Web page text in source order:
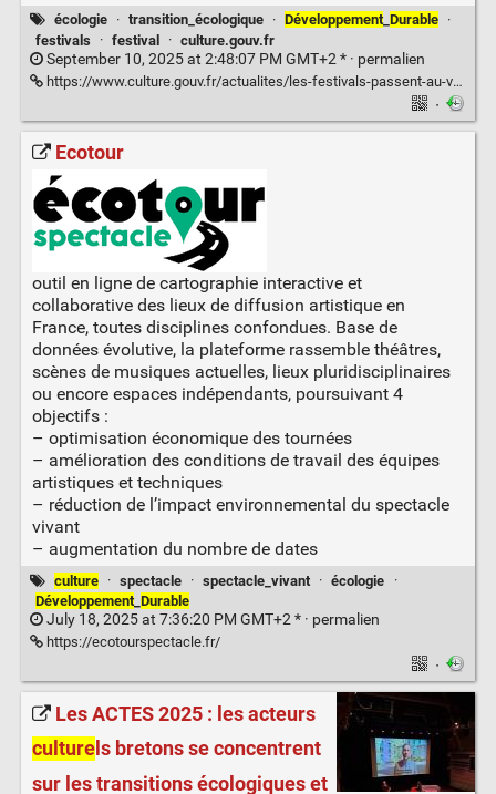
écologie · transition_écologique · Développement _Durable ·
festivals
· festival · culture.gouv.fr
September 10, 2025 at 2:48:07 PM GMT+2 * · permalien
https://www.culture.gouv.fr/actualites/les-festivals-passent-au-vert
·
Ecotour
outil en ligne de cartographie interactive et
collaborative des lieux de diffusion artistique en
France, toutes disciplines confondues. Base de
données évolutive, la plateforme rassemble théâtres,
scènes de musiques actuelles, lieux pluridisciplinaires
ou encore espaces indépendants, poursuivant 4
objectifs :
– optimisation économique des tournées
– amélioration des conditions de travail des équipes
artistiques et techniques
– réduction de l’impact environnemental du spectacle
vivant
– augmentation du nombre de dates
culture · spectacle · spectacle_vivant · écologie
·
Développement_ Durable
July 18, 2025 at 7:36:20 PM GMT+2 * · permalien
https://ecotourspectacle.fr/
·
Les ACTES 2025 : les acteurs
culturels bretons se concentrent
sur les transitions écologiques et